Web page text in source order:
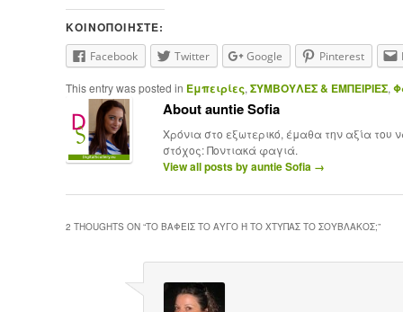
ΚΟΙΝΟΠΟΙΉΣΤΕ:
Facebook Twitter Google Pinterest
This entry was posted in Εμπειρίες,ΣΥΜΒΟΥΛΕΣ & ΕΜΠΕΙΡΙΕΣ,
About auntie Sofia
Χρόνια στο εξωτερικό, έμαθα την αξία του
στόχος: Ποντιακά φαγιά.
View all posts by auntie Sofia →
2 THOUGHTS ON “ΤΟ ΒΆΦΕΙΣ ΤΟ ΑΥΓΌ Ή ΤΟ ΧΤΥΠΆΣ ΤΟ ΣΟΎΒΛΑΚΟΣ; ”